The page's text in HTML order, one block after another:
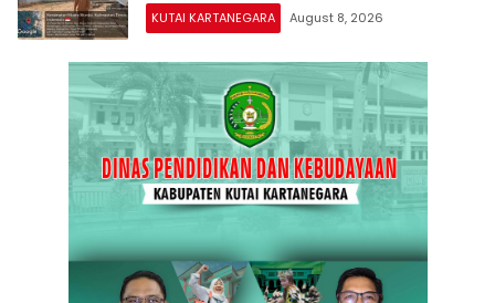
KUTAI KARTANEGARA August 8, 2026